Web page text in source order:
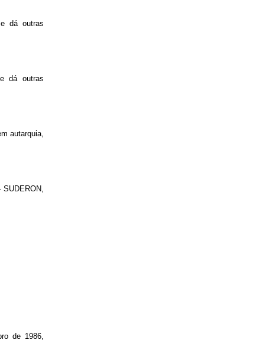
dá outras
dá outras
autarquia,
SUDERON,
de 1986,